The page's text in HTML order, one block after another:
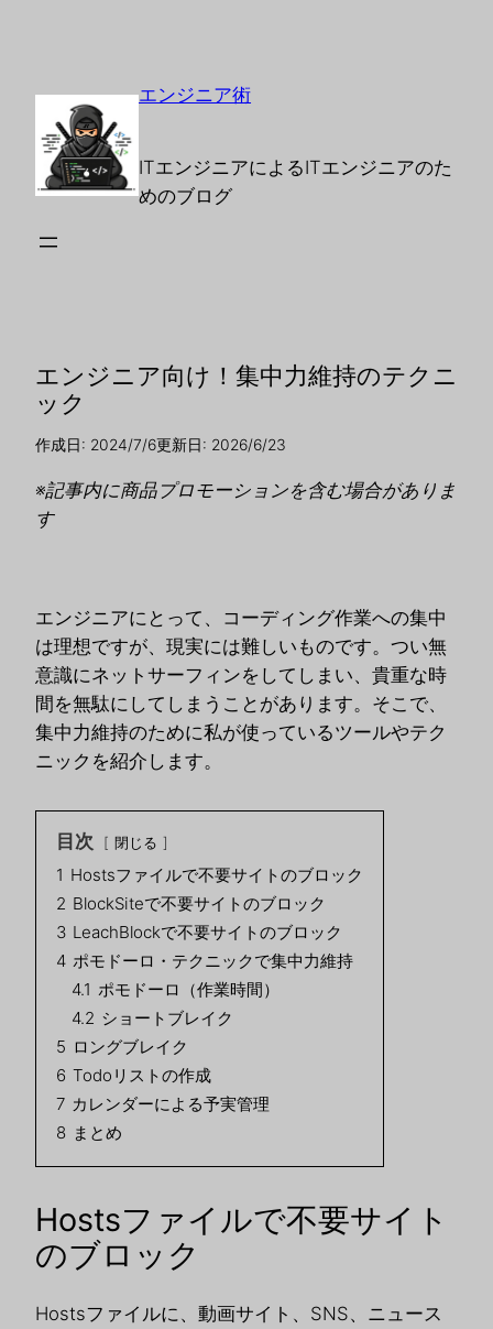
エンジニア術
ITエンジニアによるITエンジニアのた
めのブログ
エンジニア向け！集中力維持のテクニ
ック
作成日: 2024/7/6更新日: 2026/6/23
※記事内に商品プロモーションを含む場合がありま
す
エンジニアにとって、コーディング作業への集中
は理想ですが、現実には難しいものです。つい無
意識にネットサーフィンをしてしまい、貴重な時
間を無駄にしてしまうことがあります。そこで、
集中力維持のために私が使っているツールやテク
ニックを紹介します。
目次 閉じる
1 Hostsファイルで不要サイトのブロック
2 BlockSiteで不要サイトのブロック
3 LeachBlockで不要サイトのブロック
4 ポモドーロ・テクニックで集中力維持
4.1 ポモドーロ（作業時間）
4.2 ショートブレイク
5 ロングブレイク
6 Todoリストの作成
7 カレンダーによる予実管理
8 まとめ
Hostsファイルで不要サイト
のブロック
Hostsファイルに、動画サイト、SNS、ニュース